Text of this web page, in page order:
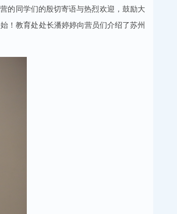
的同学们的殷切寄语与热烈欢迎，鼓励大
！教育处处长潘婷婷向营员们介绍了苏州